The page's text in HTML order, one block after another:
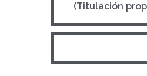
(Titulación